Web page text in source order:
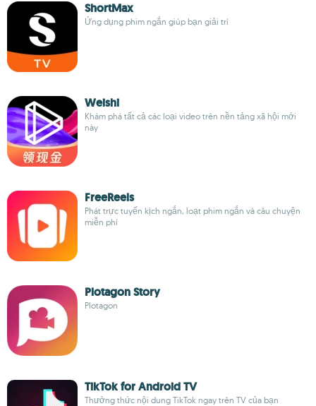
ShortMax
Ứng dụng phim ngắn giúp bạn giải trí
Weishi
Khám phá tất cả các loại video trên nền tảng xã hội mới
này
FreeReels
Phát trực tuyến kịch ngắn, loạt phim ngắn và câu chuyện
miễn phí
Plotagon Story
Plotagon
TikTok for Android TV
Thưởng thức nội dung TikTok ngay trên TV của bạn